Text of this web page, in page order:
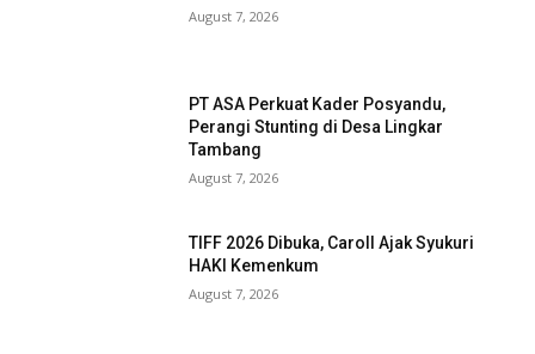
August 7, 2026
PT ASA Perkuat Kader Posyandu,
Perangi Stunting di Desa Lingkar
Tambang
August 7, 2026
TIFF 2026 Dibuka, Caroll Ajak Syukuri
HAKI Kemenkum
August 7, 2026